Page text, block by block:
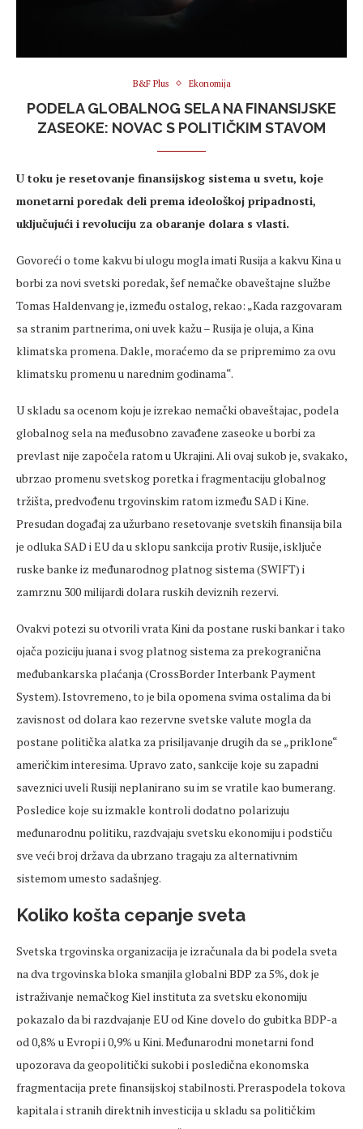
B&F Plus Ekonomija
PODELA GLOBALNOG SELA NA FINANSIJSKE
ZASEOKE: NOVAC S POLITIČKIM STAVOM
U toku je resetovanje finansijskog sistema u svetu, koje
monetarni poredak deli prema ideološkoj pripadnosti,
uključujući i revoluciju za obaranje dolara s vlasti.
Govoreći o tome kakvu bi ulogu mogla imati Rusija a kakvu Kina u
borbi za novi svetski poredak, šef nemačke obaveštajne službe
Tomas Haldenvang je, između ostalog, rekao: „Kada razgovaram
sa stranim partnerima, oni uvek kažu – Rusija je oluja, a Kina
klimatska promena. Dakle, moraćemo da se pripremimo za ovu
klimatsku promenu u narednim godinama“.
U skladu sa ocenom koju je izrekao nemački obaveštajac, podela
globalnog sela na međusobno zavađene zaseoke u borbi za
prevlast nije započela ratom u Ukrajini. Ali ovaj sukob je, svakako,
ubrzao promenu svetskog poretka i fragmentaciju globalnog
tržišta, predvođenu trgovinskim ratom između SAD i Kine.
Presudan događaj za užurbano resetovanje svetskih finansija bila
je odluka SAD i EU da u sklopu sankcija protiv Rusije, isključe
ruske banke iz međunarodnog platnog sistema (SWIFT) i
zamrznu 300 milijardi dolara ruskih deviznih rezervi.
Ovakvi potezi su otvorili vrata Kini da postane ruski bankar i tako
ojača poziciju juana i svog platnog sistema za prekogranična
međubankarska plaćanja (CrossBorder Interbank Payment
System). Istovremeno, to je bila opomena svima ostalima da bi
zavisnost od dolara kao rezervne svetske valute mogla da
postane politička alatka za prisiljavanje drugih da se „priklone“
američkim interesima. Upravo zato, sankcije koje su zapadni
saveznici uveli Rusiji neplanirano su im se vratile kao bumerang.
Posledice koje su izmakle kontroli dodatno polarizuju
međunarodnu politiku, razdvajaju svetsku ekonomiju i podstiču
sve veći broj država da ubrzano tragaju za alternativnim
sistemom umesto sadašnjeg.
Koliko košta cepanje sveta
Svetska trgovinska organizacija je izračunala da bi podela sveta
na dva trgovinska bloka smanjila globalni BDP za 5%, dok je
istraživanje nemačkog Kiel instituta za svetsku ekonomiju
pokazalo da bi razdvajanje EU od Kine dovelo do gubitka BDP-a
od 0,8% u Evropi i 0,9% u Kini. Međunarodni monetarni fond
upozorava da geopolitički sukobi i posledična ekonomska
fragmentacija prete finansijskoj stabilnosti. Preraspodela tokova
kapitala i stranih direktnih investicija u skladu sa političkim